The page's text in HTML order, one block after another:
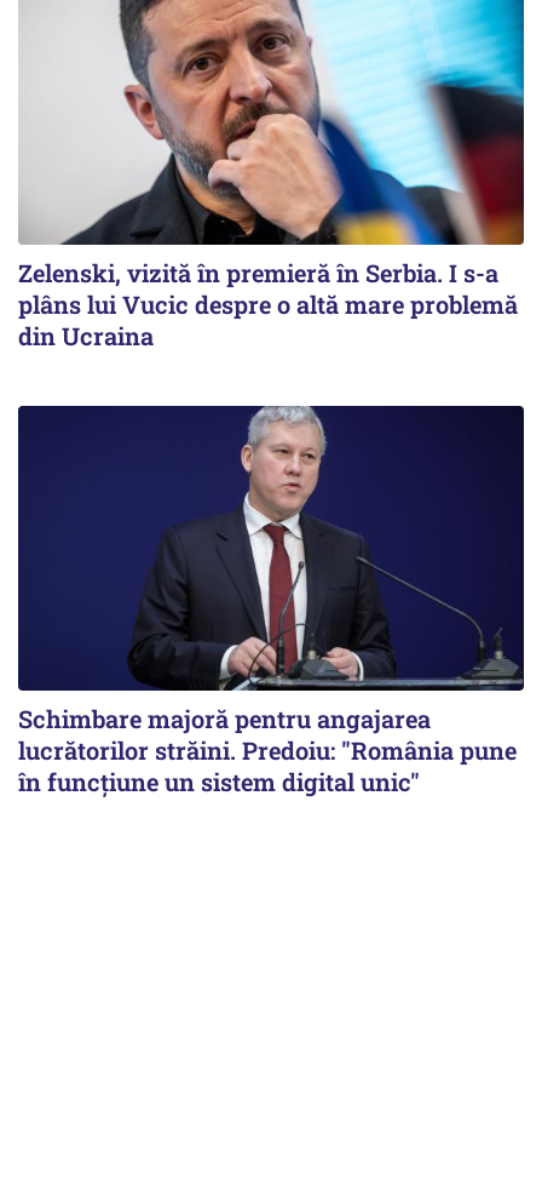
Zelenski, vizită în premieră în Serbia. I s-a
plâns lui Vucic despre o altă mare problemă
din Ucraina
Schimbare majoră pentru angajarea
lucrătorilor străini. Predoiu: "România pune
în funcțiune un sistem digital unic"